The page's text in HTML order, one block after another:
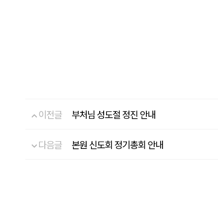
이전글 부처님 성도절 정진 안내
다음글 본원 신도회 정기총회 안내